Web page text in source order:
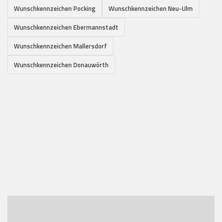
Wunschkennzeichen Pocking
Wunschkennzeichen Neu-Ulm
Wunschkennzeichen Ebermannstadt
Wunschkennzeichen Mallersdorf
Wunschkennzeichen Donauwörth